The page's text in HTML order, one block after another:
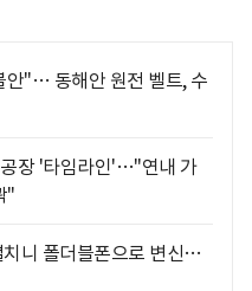
안"… 동해안 원전 벨트, 수
장 '타임라인'…"연내 가
"
니 폴더블폰으로 변신…